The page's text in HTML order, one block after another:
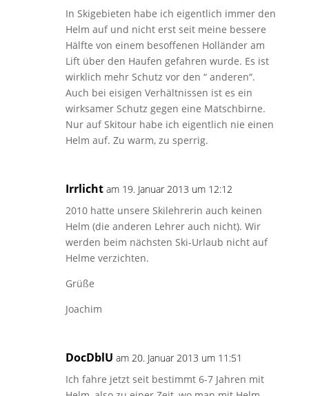
In Skigebieten habe ich eigentlich immer den
Helm auf und nicht erst seit meine bessere
Hälfte von einem besoffenen Holländer am
Lift über den Haufen gefahren wurde. Es ist
wirklich mehr Schutz vor den “ anderen“.
Auch bei eisigen Verhältnissen ist es ein
wirksamer Schutz gegen eine Matschbirne.
Nur auf Skitour habe ich eigentlich nie einen
Helm auf. Zu warm, zu sperrig.
Irrlicht am 19. Januar 2013 um 12:12
2010 hatte unsere Skilehrerin auch keinen
Helm (die anderen Lehrer auch nicht). Wir
werden beim nächsten Ski-Urlaub nicht auf
Helme verzichten.
Grüße
Joachim
DocDblU am 20. Januar 2013 um 11:51
Ich fahre jetzt seit bestimmt 6-7 Jahren mit